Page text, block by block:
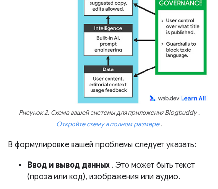
Рисунок 2. Схема вашей системы для приложенияBlogbuddy.
Откройте схему в полном размере.
В формулировке вашей проблемы следует указать:
Ввод и вывод данных. Это может быть текст
(проза или код), изображения или аудио.